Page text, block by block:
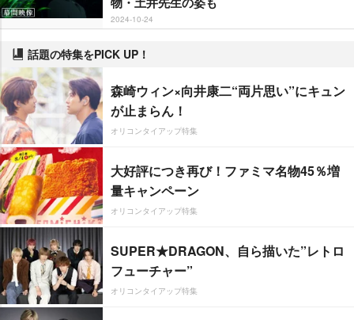
2024-10-24
話題の特集をPICK UP！
森崎ウィン×向井康二“両片思い”にキュン
が止まらん！
オリコンタイアップ特集
大好評につき再び！ファミマ名物45％増
量キャンペーン
オリコンタイアップ特集
SUPER★DRAGON、自ら描いた”レトロ
フューチャー”
オリコンタイアップ特集